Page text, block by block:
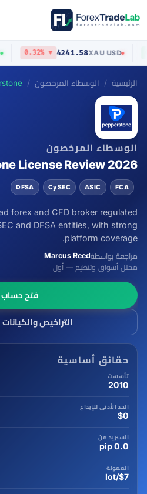
XAU/USD
4241.58
▼ 0.32%
الرئيسية الوسطاء المرخصون
الوسطاء المرخصون
License Review 2026
FCA
ASIC
CySEC
DFSA
forex and CFD broker regulated
and DFSA entities, with strong
platform coverage.
مراجعة بواسطةMarcus Reed
محلل أسواق وتنظيم — أول
فتح حساب
التراخيص والكيانات
حقائق أساسية
تأسست
2010
الحد الأدنى للإيداع
$0
السبريد من
0.0 pip
العمولة
$7/lot